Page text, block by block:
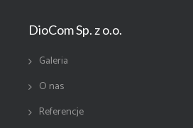
DioCom Sp. z o.o.
Galeria
O nas
Referencje